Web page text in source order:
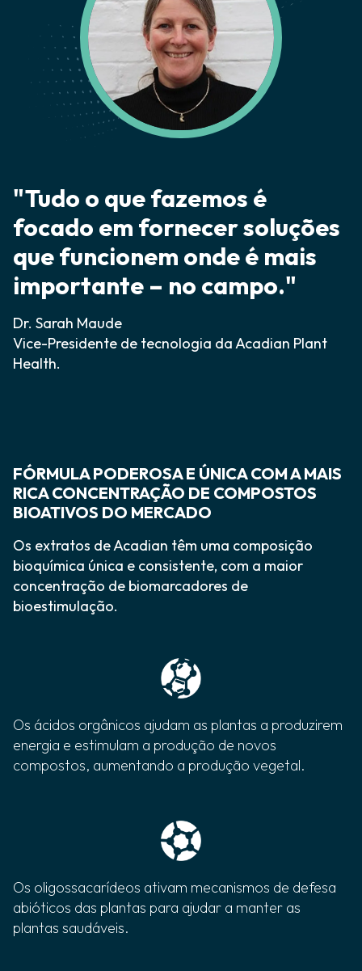
"Tudo o que fazemos é
focado em fornecer soluções
que funcionem onde é mais
importante – no campo."
Dr. Sarah Maude
Vice-Presidente de tecnologia da Acadian Plant
Health.
FÓRMULA PODEROSA E ÚNICA COM A MAIS
RICA CONCENTRAÇÃO DE COMPOSTOS
BIOATIVOS DO MERCADO
Os extratos de Acadian têm uma composição
bioquímica única e consistente, com a maior
concentração de biomarcadores de
bioestimulação.
Os ácidos orgânicos ajudam as plantas a produzirem
energia e estimulam a produção de novos
compostos, aumentando a produção vegetal.
Os oligossacarídeos ativam mecanismos de defesa
abióticos das plantas para ajudar a manter as
plantas saudáveis.